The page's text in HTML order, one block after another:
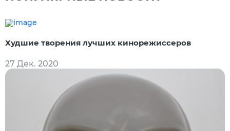
Худшие творения лучших кинорежиссеров
27 Дек. 2020